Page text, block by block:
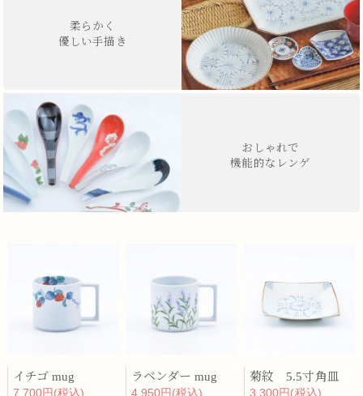
柔らかく
優しい手描き
おしゃれで
機能的なレンゲ
イチゴ mug
7,700円(税込)
ラベンダー mug
4,950円(税込)
菊紋 5.5寸角皿
3,300円(税込)